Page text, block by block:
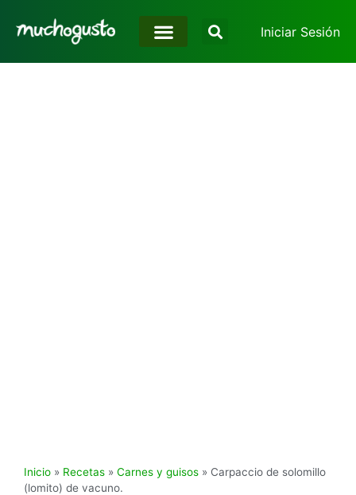
Iniciar Sesión
Inicio » Recetas » Carnes y guisos » Carpaccio de solomillo
(lomito) de vacuno.